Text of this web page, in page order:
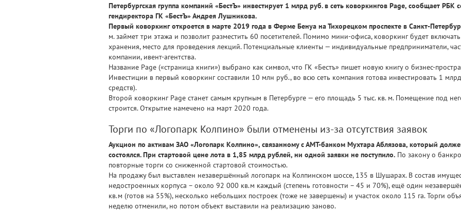
Петербургская группа компаний «БестЪ» инвестирует 1 млрд руб. в сеть коворкингов Page, сообщает РБК
гендиректора ГК «БестЪ» Андрея Лушникова.
Первый коворкинг откроется в марте 2019 года в Ферме Бенуа на Тихорецком проспекте в Санкт-
м. займет три этажа и позволит разместить 60 посетителей. Помимо мини-офиса, коворкинг будет
хранения, место для проведения лекций. Потенциальные клиенты — индивидуальные предприниматели,
компании, ивент-агентства.
Название Page («страница книги») выбрано как символ, что ГК «Бестъ» пишет новую книгу о бизнес-
Инвестиции в первый коворкинг составили 10 млн руб., во всю сеть компания готова инвестировать 1
средств).
Второй коворкинг Page станет самым крупным в Петербурге — его площадь 5 тыс. кв. м. Помещение под
строится. Открытие намечено на март 2020 года.
Торги по «Логопарк Колпино» были отменены из-за отсутствия заявок
Аукцион по активам ЗАО «Логопарк Колпино», связанному с АМТ-банком Мухтара Аблязова, который
состоялся. При стартовой цене лота в 1,85 млрд рублей, ни одной заявки не поступило. По закону о
повторные торги со сниженной стартовой стоимостью.
На продажу был выставлен незавершённый логопарк на Колпинском шоссе, 135 в Шушарах. В состав
недостроенных корпуса – около 92 000 кв.м каждый (степень готовности – 45 и 70%), ещё один
кв.м (готов на 55%), несколько небольших построек (тоже не завершены) и участок около 115 га. Торги
неделю отменили, но потом объект выставили на реализацию заново.